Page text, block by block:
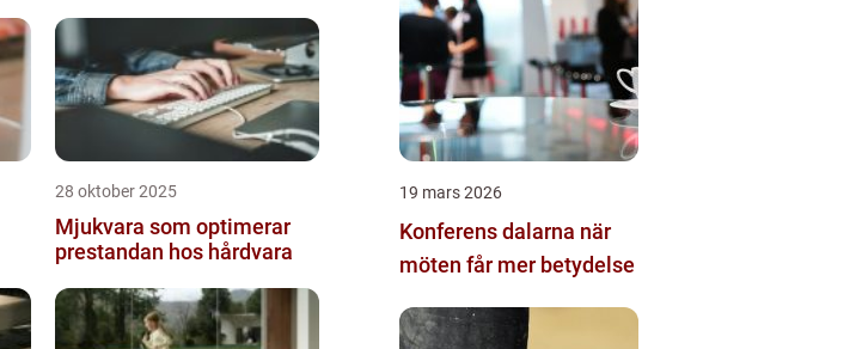
28 oktober 2025
Mjukvara som optimerar
prestandan hos hårdvara
19 mars 2026
Konferens dalarna när
möten får mer betydelse